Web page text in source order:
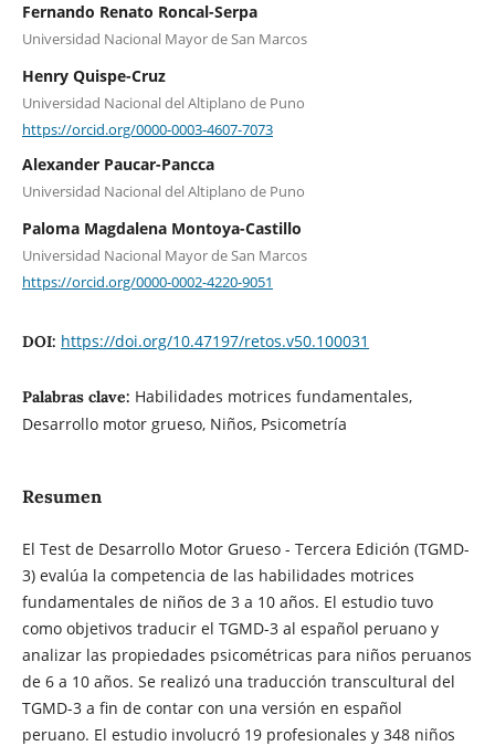
Fernando Renato Roncal-Serpa
Universidad Nacional Mayor de San Marcos
Henry Quispe-Cruz
Universidad Nacional del Altiplano de Puno
https://orcid.org/0000-0003-4607-7073
Alexander Paucar-Pancca
Universidad Nacional del Altiplano de Puno
Paloma Magdalena Montoya-Castillo
Universidad Nacional Mayor de San Marcos
https://orcid.org/0000-0002-4220-9051
DOI: https://doi.org/10.47197/retos.v50.100031
Palabras clave: Habilidades motrices fundamentales,
Desarrollo motor grueso, Niños, Psicometría
Resumen
El Test de Desarrollo Motor Grueso - Tercera Edición (TGMD-
3) evalúa la competencia de las habilidades motrices
fundamentales de niños de 3 a 10 años. El estudio tuvo
como objetivos traducir el TGMD-3 al español peruano y
analizar las propiedades psicométricas para niños peruanos
de 6 a 10 años. Se realizó una traducción transcultural del
TGMD-3 a fin de contar con una versión en español
peruano. El estudio involucró 19 profesionales y 348 niños